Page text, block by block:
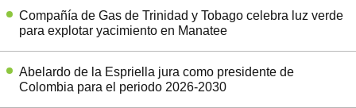
Compañía de Gas de Trinidad y Tobago celebra luz verde
para explotar yacimiento en Manatee
Abelardo de la Espriella jura como presidente de
Colombia para el periodo 2026-2030